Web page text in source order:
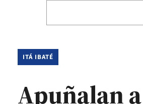
ITÁ IBATÉ
Apuñalan